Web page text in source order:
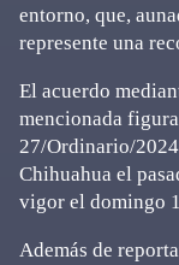
entorno, que,
represente una
El acuerdo
mencionada
27/Ordinario/
Chihuahua el
vigor el domingo
Además de